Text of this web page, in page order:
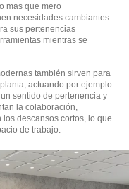
mas que mero
necesidades cambiantes
sus pertenencias
mientras se
también sirven para
actuando por ejemplo
sentido de pertenencia y
la colaboración,
descansos cortos, lo que
de trabajo.